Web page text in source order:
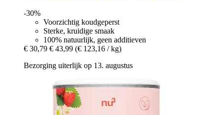
-30%
Voorzichtig koudgeperst
Sterke, kruidige smaak
100% natuurlijk, geen additieven
€ 30,79 € 43,99 (€ 123,16 / kg)
Bezorging uiterlijk op 13. augustus